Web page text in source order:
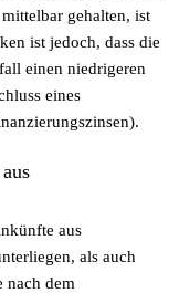
gehalten, ist
ist jedoch, dass die
einen niedrigeren
eines
aus
als auch
nach dem